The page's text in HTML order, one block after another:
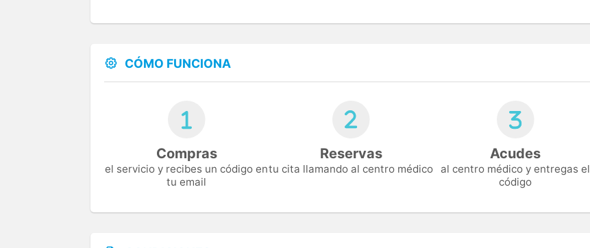
CÓMO FUNCIONA
Compras
el servicio y recibes un código en
tu email
Reservas
tu cita llamando al centro médico
Acudes
al centro médico y entregas el
código